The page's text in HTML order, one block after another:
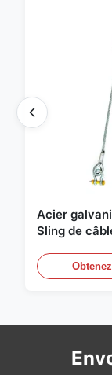
Acier
Sling de